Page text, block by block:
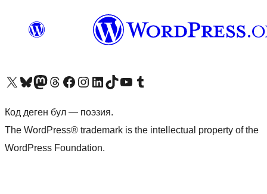
Visit our X (formerly Twitter) account
Visit our Bluesky account
Биздин Mastodon түрмөгүбүзгө баш багыңыз
Visit our Threads account
Биздин Facebook баракчабызга кириңиз
Биздин Instagram баракчабызга баш багыңыз
Биздин LinkedIn баракчабызга баш багыңыз
Visit our TikTok account
Visit our YouTube channel
Visit our Tumblr account
Код деген бул — поэзия.
The WordPress® trademark is the intellectual property of the
WordPress Foundation.